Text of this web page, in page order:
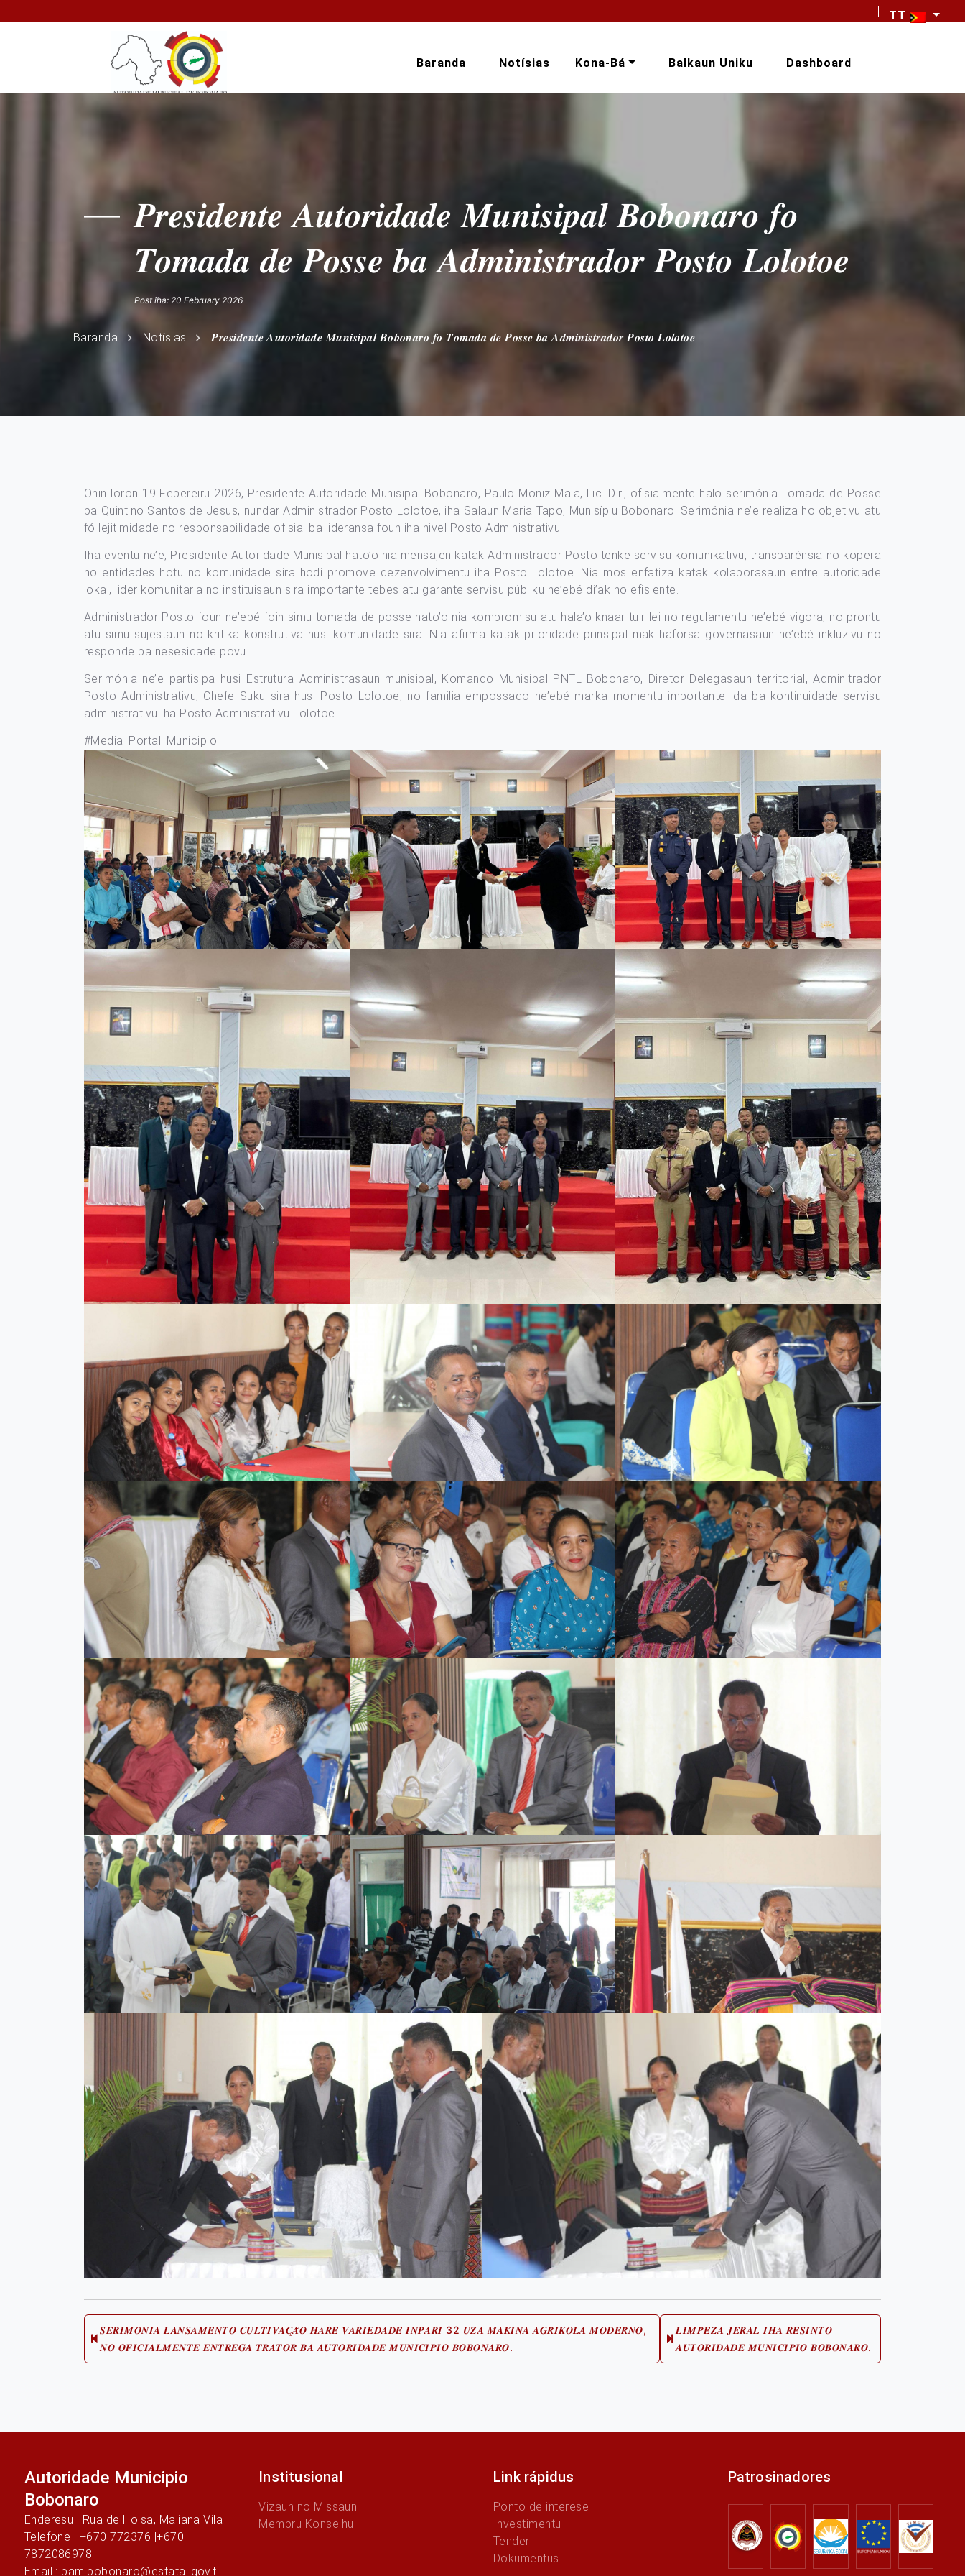
TT
Baranda Notísias Kona-Bá Balkaun Uniku Dashboard
𝑷𝒓𝒆𝒔𝒊𝒅𝒆𝒏𝒕𝒆 𝑨𝒖𝒕𝒐𝒓𝒊𝒅𝒂𝒅𝒆 𝑴𝒖𝒏𝒊𝒔𝒊𝒑𝒂𝒍 𝑩𝒐𝒃𝒐𝒏𝒂𝒓𝒐 𝒇𝒐
𝑻𝒐𝒎𝒂𝒅𝒂 𝒅𝒆 𝑷𝒐𝒔𝒔𝒆 𝒃𝒂 𝑨𝒅𝒎𝒊𝒏𝒊𝒔𝒕𝒓𝒂𝒅𝒐𝒓 𝑷𝒐𝒔𝒕𝒐 𝑳𝒐𝒍𝒐𝒕𝒐𝒆
Post iha: 20 February 2026
Baranda Notísias 𝑷𝒓𝒆𝒔𝒊𝒅𝒆𝒏𝒕𝒆 𝑨𝒖𝒕𝒐𝒓𝒊𝒅𝒂𝒅𝒆 𝑴𝒖𝒏𝒊𝒔𝒊𝒑𝒂𝒍 𝑩𝒐𝒃𝒐𝒏𝒂𝒓𝒐 𝒇𝒐 𝑻𝒐𝒎𝒂𝒅𝒂 𝒅𝒆 𝑷𝒐𝒔𝒔𝒆 𝒃𝒂 𝑨𝒅𝒎𝒊𝒏𝒊𝒔𝒕𝒓𝒂𝒅𝒐𝒓 𝑷𝒐𝒔𝒕𝒐 𝑳𝒐𝒍𝒐𝒕𝒐𝒆
Ohin loron 19 Febereiru 2026, Presidente Autoridade Munisipal Bobonaro, Paulo Moniz Maia, Lic. Dir., ofisialmente halo serimónia Tomada de Posse
ba Quintino Santos de Jesus, nundar Administrador Posto Lolotoe, iha Salaun Maria Tapo, Munisípiu Bobonaro. Serimónia ne’e realiza ho objetivu atu
fó lejitimidade no responsabilidade ofisial ba lideransa foun iha nivel Posto Administrativu.
Iha eventu ne’e, Presidente Autoridade Munisipal hato’o nia mensajen katak Administrador Posto tenke servisu komunikativu, transparénsia no kopera
ho entidades hotu no komunidade sira hodi promove dezenvolvimentu iha Posto Lolotoe. Nia mos enfatiza katak kolaborasaun entre autoridade
lokal, lider komunitaria no instituisaun sira importante tebes atu garante servisu públiku ne’ebé di’ak no efisiente.
Administrador Posto foun ne’ebé foin simu tomada de posse hato’o nia kompromisu atu hala’o knaar tuir lei no regulamentu ne’ebé vigora, no prontu
atu simu sujestaun no kritika konstrutiva husi komunidade sira. Nia afirma katak prioridade prinsipal mak haforsa governasaun ne’ebé inkluzivu no
responde ba nesesidade povu.
Serimónia ne’e partisipa husi Estrutura Administrasaun munisipal, Komando Munisipal PNTL Bobonaro, Diretor Delegasaun territorial, Adminitrador
Posto Administrativu, Chefe Suku sira husi Posto Lolotoe, no familia empossado ne’ebé marka momentu importante ida ba kontinuidade servisu
administrativu iha Posto Administrativu Lolotoe.
#Media_Portal_Municipio
Post
Previous
post:
𝑺𝑬𝑹𝑰𝑴𝑶𝑵𝑰𝑨 𝑳𝑨𝑵𝑺𝑨𝑴𝑬𝑵𝑻𝑶 𝑪𝑼𝑳𝑻𝑰𝑽𝑨𝑪̧𝑨̃𝑶 𝑯𝑨𝑹𝑬 𝑽𝑨𝑹𝑰𝑬𝑫𝑨𝑫𝑬 𝑰𝑵𝑷𝑨𝑹𝑰 32 𝑼𝒁𝑨 𝑴𝑨𝑲𝑰𝑵𝑨 𝑨𝑮𝑹𝑰𝑲𝑶𝑳𝑨 𝑴𝑶𝑫𝑬𝑹𝑵𝑶,
𝑵𝑶 𝑶𝑭𝑰𝑪𝑰𝑨𝑳𝑴𝑬𝑵𝑻𝑬 𝑬𝑵𝑻𝑹𝑬𝑮𝑨 𝑻𝑹𝑨𝑻𝑶𝑹 𝑩𝑨 𝑨𝑼𝑻𝑶𝑹𝑰𝑫𝑨𝑫𝑬 𝑴𝑼𝑵𝑰𝑪𝑰𝑷𝑰𝑶 𝑩𝑶𝑩𝑶𝑵𝑨𝑹𝑶.
Next
post:
𝑳𝑰𝑴𝑷𝑬𝒁𝑨 𝑱𝑬𝑹𝑨𝑳 𝑰𝑯𝑨 𝑹𝑬𝑺𝑰𝑵𝑻𝑶
𝑨𝑼𝑻𝑶𝑹𝑰𝑫𝑨𝑫𝑬 𝑴𝑼𝑵𝑰𝑪𝑰𝑷𝑰𝑶 𝑩𝑶𝑩𝑶𝑵𝑨𝑹𝑶.
Autoridade Municipio
Bobonaro
Enderesu : Rua de Holsa, Maliana Vila
Telefone : +670 772376 |+670
7872086978
Email : pam.bobonaro@estatal.gov.tl
Institusional
Vizaun no Missaun
Membru Konselhu
Link rápidus
Ponto de interese
Investimentu
Tender
Dokumentus
Patrosinadores